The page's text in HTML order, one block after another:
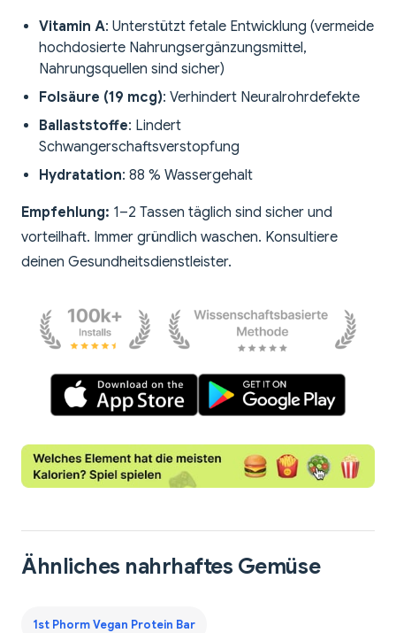
Vitamin A: Unterstützt fetale Entwicklung (vermeide
hochdosierte Nahrungsergänzungsmittel,
Nahrungsquellen sind sicher)
Folsäure (19 mcg): Verhindert Neuralrohrdefekte
Ballaststoffe: Lindert
Schwangerschaftsverstopfung
Hydratation: 88 % Wassergehalt
Empfehlung: 1–2 Tassen täglich sind sicher und
vorteilhaft. Immer gründlich waschen. Konsultiere
deinen Gesundheitsdienstleister.
Ähnliches nahrhaftes Gemüse
1st Phorm Vegan Protein Bar